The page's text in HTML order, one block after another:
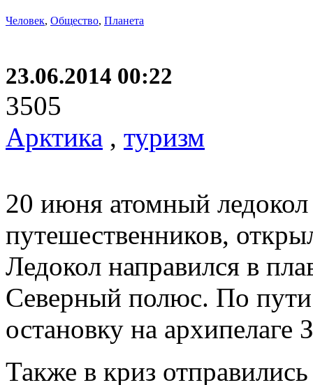
Человек, Общество, Планета
23.06.2014 00:22
3505
Арктика , туризм
20 июня атомный
путешественников,
Ледокол направился в
Северный полюс. По
остановку на
Также в криз